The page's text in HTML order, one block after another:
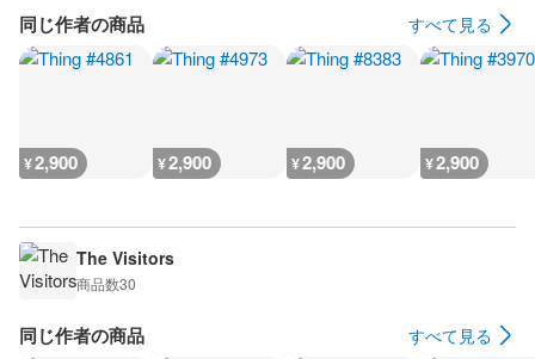
同じ作者の商品 すべて見る
¥2,900 ¥2,900 ¥2,900 ¥2,900
The Visitors
商品数30
同じ作者の商品 すべて見る